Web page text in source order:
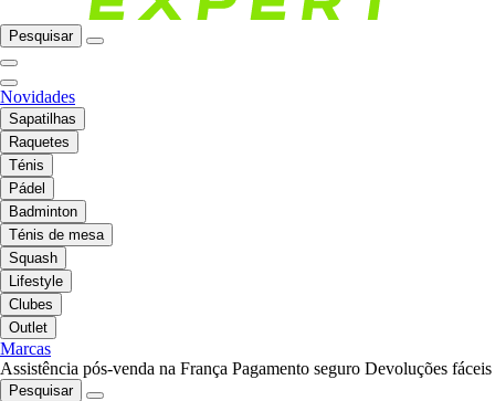
Pesquisar
Novidades
Sapatilhas
Raquetes
Ténis
Pádel
Badminton
Ténis de mesa
Squash
Lifestyle
Clubes
Outlet
Marcas
Assistência pós-venda na França Pagamento seguro Devoluções fáceis
Pesquisar